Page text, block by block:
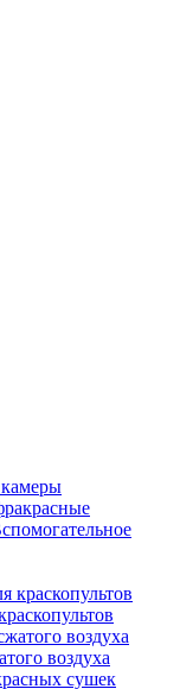
воздуха